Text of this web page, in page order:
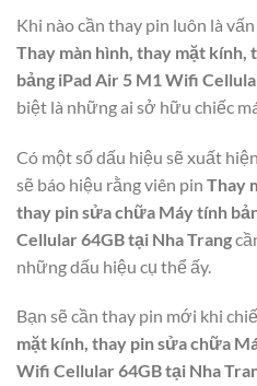
Khi nào cần thay pin luôn là
Thay màn hình, thay mặt
bảng iPad Air 5 M1 Wifi
biệt là những ai sở hữu chiếc
Có một số dấu hiệu sẽ xuất
sẽ báo hiệu rằng viên pin Thay
thay pin sửa chữa Máy tính
Cellular 64GB tại Nha Trang
những dấu hiệu cụ thể ấy.
Bạn sẽ cần thay pin mới khi
mặt kính, thay pin sửa chữa
Wifi Cellular 64GB tại Nha